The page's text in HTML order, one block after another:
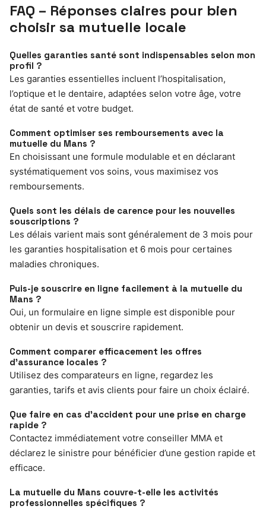
FAQ – Réponses claires pour bien
choisir sa mutuelle locale
Quelles garanties santé sont indispensables selon mon
profil ?
Les garanties essentielles incluent l’hospitalisation,
l’optique et le dentaire, adaptées selon votre âge, votre
état de santé et votre budget.
Comment optimiser ses remboursements avec la
mutuelle du Mans ?
En choisissant une formule modulable et en déclarant
systématiquement vos soins, vous maximisez vos
remboursements.
Quels sont les délais de carence pour les nouvelles
souscriptions ?
Les délais varient mais sont généralement de 3 mois pour
les garanties hospitalisation et 6 mois pour certaines
maladies chroniques.
Puis-je souscrire en ligne facilement à la mutuelle du
Mans ?
Oui, un formulaire en ligne simple est disponible pour
obtenir un devis et souscrire rapidement.
Comment comparer efficacement les offres
d’assurance locales ?
Utilisez des comparateurs en ligne, regardez les
garanties, tarifs et avis clients pour faire un choix éclairé.
Que faire en cas d’accident pour une prise en charge
rapide ?
Contactez immédiatement votre conseiller MMA et
déclarez le sinistre pour bénéficier d’une gestion rapide et
efficace.
La mutuelle du Mans couvre-t-elle les activités
professionnelles spécifiques ?